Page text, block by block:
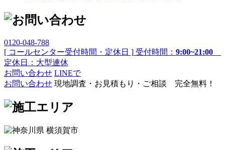
0120-048-788
[ コールセンター受付時間・定休日 ] 受付時間： 9:00~21:00
定休日：大型連休
お問い合わせ LINEで
お問い合わせ 現地調査・お見積もり・ご相談 完全無料！